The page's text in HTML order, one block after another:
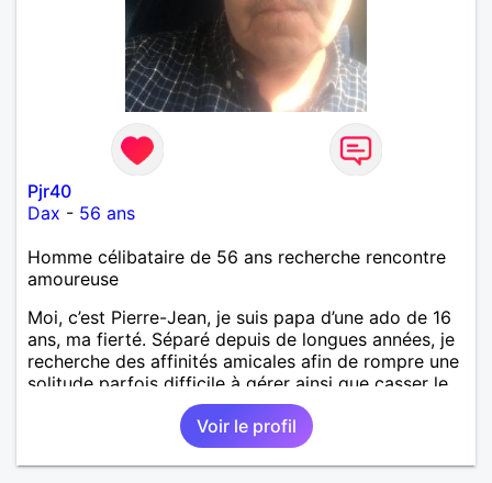
Pjr40
Dax - 56 ans
Homme célibataire de 56 ans recherche rencontre
amoureuse
Moi, c’est Pierre-Jean, je suis papa d’une ado de 16
ans, ma fierté. Séparé depuis de longues années, je
recherche des affinités amicales afin de rompre une
solitude parfois difficile à gérer ainsi que casser le
vague à l’âme. L’amitié reste extrêmement
importante à mes yeux mais peut se décliner en des
sentiments plus puissants. « Le temps fera son
œuvre » disait Arthur Schopenhauer, philosophe
Voir le profil